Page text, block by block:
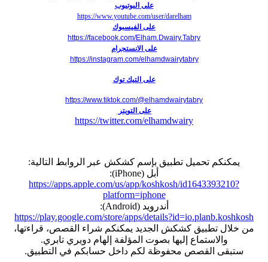
على اليوتيوب
https://www.youtube.com/user/darelham
على الفيسبوك
https://facebook.com/Elham.Dwairy.Tabry
على الانستجرام
https://instagram.com/elhamdwairytabry
على التيك توك
https://www.tiktok.com/@elhamdwairytabry
على التويتر
https://twitter.com/elhamdwairy
يمكنكم تحميل تطبيق بإسم كشكش عبر الروابط التالية:
أبل (iPhone):
https://apps.apple.com/us/app/koshkosh/id1643393210?
platform=iphone
أندرويد (Android):
https://play.google.com/store/apps/details?id=io.planb.koshkosh
من خلال تطبيق كشكش الجديد يمكنكم شراء القصص، قراءتها،
والاستماع إليها بصوت المؤلفة إلهام دويري تابري.
ستبقى القصص محفوظة لكم داخل حسابكم في التطبيق.